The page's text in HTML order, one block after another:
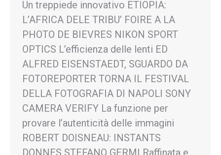
Un treppiede innovativo ETIOPIA:
L’AFRICA DELE TRIBU’ FOIRE A LA
PHOTO DE BIEVRES NIKON SPORT
OPTICS L’efficienza delle lenti ED
ALFRED EISENSTAEDT, SGUARDO DA
FOTOREPORTER TORNA IL FESTIVAL
DELLA FOTOGRAFIA DI NAPOLI SONY
CAMERA VERIFY La funzione per
provare l’autenticità delle immagini
ROBERT DOISNEAU: INSTANTS
DONNES STEFANO GERMI Raffinata e…